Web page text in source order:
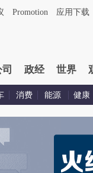
Promotion 应用下载
政经 世界
消费 能源 健康